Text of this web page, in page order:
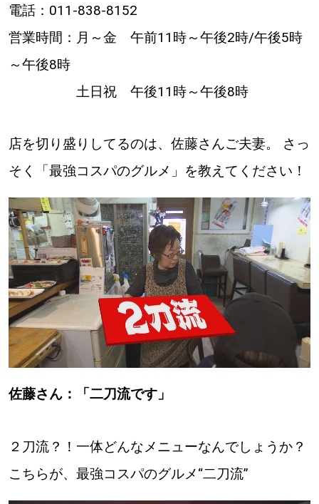
パートナーメディア Sitakkeパートナー
運営会社 広告掲載
情報提供・お問い合わせ 利用規約
プライバシーポリシー
電話：011-838-8152
営業時間：月～金 午前11時～午後2時/午後5時
～午後8時
土日祝 午後11時～午後8時
店を切り盛りしてるのは、佐藤さんご夫妻。 さっ
そく「最強コスパのグルメ」を教えてください！
佐藤さん：「二刀流です」
２刀流？！一体どんなメニューなんでしょうか？
こちらが、最強コスパのグルメ“二刀流”